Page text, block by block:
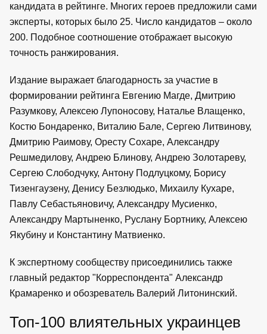
кандидата в рейтинге. Многих героев предложили сами
эксперты, которых было 25. Число кандидатов – около
200. Подобное соотношение отображает высокую
точность ранжирования.
Издание выражает благодарность за участие в
формировании рейтинга Евгению Магде, Дмитрию
Разумкову, Алексею Лупоносову, Наталье Влащенко,
Костю Бондаренко, Виталию Бале, Сергею Литвинову,
Дмитрию Раимову, Оресту Сохаре, Александру
Решмедилову, Андрею Блинову, Андрею Золотареву,
Сергею Слободчуку, Антону Подлуцкому, Борису
Тизенгаузену, Денису Безлюдько, Михаилу Кухаре,
Павлу Себастьяновичу, Александру Мусиенко,
Александру Мартыненко, Руслану Бортнику, Алексею
Якубину и Константину Матвиенко.
К экспертному сообществу присоединились также
главный редактор "Корреспондента" Александр
Крамаренко и обозреватель Валерий Литонинский.
Топ-100 влиятельных украинцев